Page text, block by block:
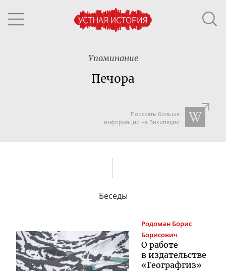
Упоминание
Печора
Поискать больше
информации на Википедии
Беседы
Родоман Борис
Борисович
О работе
в издательстве
«Географгиз»